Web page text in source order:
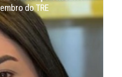
do TRE